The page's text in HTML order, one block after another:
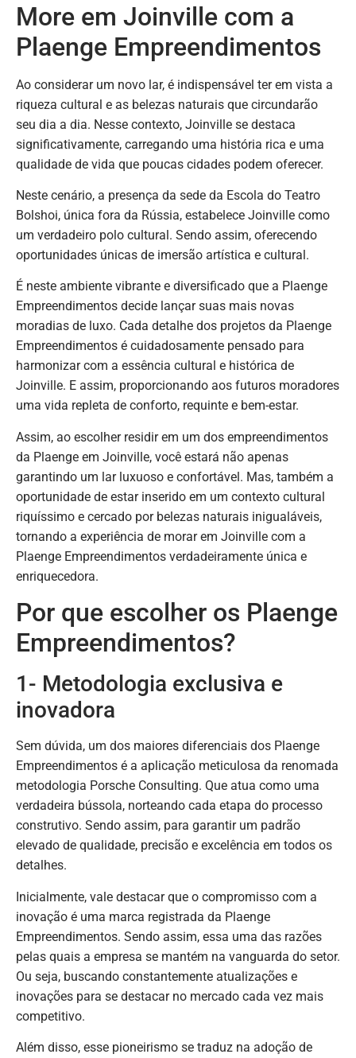
More em Joinville com a
Plaenge Empreendimentos
Ao considerar um novo lar, é indispensável ter em vista a
riqueza cultural e as belezas naturais que circundarão
seu dia a dia. Nesse contexto, Joinville se destaca
significativamente, carregando uma história rica e uma
qualidade de vida que poucas cidades podem oferecer.
Neste cenário, a presença da sede da Escola do Teatro
Bolshoi, única fora da Rússia, estabelece Joinville como
um verdadeiro polo cultural. Sendo assim, oferecendo
oportunidades únicas de imersão artística e cultural.
É neste ambiente vibrante e diversificado que a Plaenge
Empreendimentos decide lançar suas mais novas
moradias de luxo. Cada detalhe dos projetos da Plaenge
Empreendimentos é cuidadosamente pensado para
harmonizar com a essência cultural e histórica de
Joinville. E assim, proporcionando aos futuros moradores
uma vida repleta de conforto, requinte e bem-estar.
Assim, ao escolher residir em um dos empreendimentos
da Plaenge em Joinville, você estará não apenas
garantindo um lar luxuoso e confortável. Mas, também a
oportunidade de estar inserido em um contexto cultural
riquíssimo e cercado por belezas naturais inigualáveis,
tornando a experiência de morar em Joinville com a
Plaenge Empreendimentos verdadeiramente única e
enriquecedora.
Por que escolher os Plaenge
Empreendimentos?
1- Metodologia exclusiva e
inovadora
Sem dúvida, um dos maiores diferenciais dos Plaenge
Empreendimentos é a aplicação meticulosa da renomada
metodologia Porsche Consulting. Que atua como uma
verdadeira bússola, norteando cada etapa do processo
construtivo. Sendo assim, para garantir um padrão
elevado de qualidade, precisão e excelência em todos os
detalhes.
Inicialmente, vale destacar que o compromisso com a
inovação é uma marca registrada da Plaenge
Empreendimentos. Sendo assim, essa uma das razões
pelas quais a empresa se mantém na vanguarda do setor.
Ou seja, buscando constantemente atualizações e
inovações para se destacar no mercado cada vez mais
competitivo.
Além disso, esse pioneirismo se traduz na adoção de